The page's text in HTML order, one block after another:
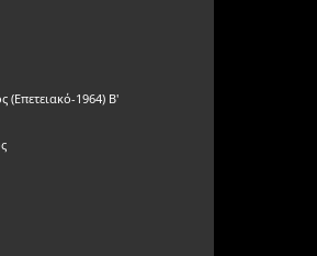
(Επετειακό-1964) Β'